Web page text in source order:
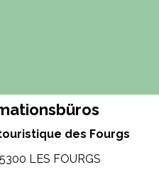
des Fourgs
LES FOURGS